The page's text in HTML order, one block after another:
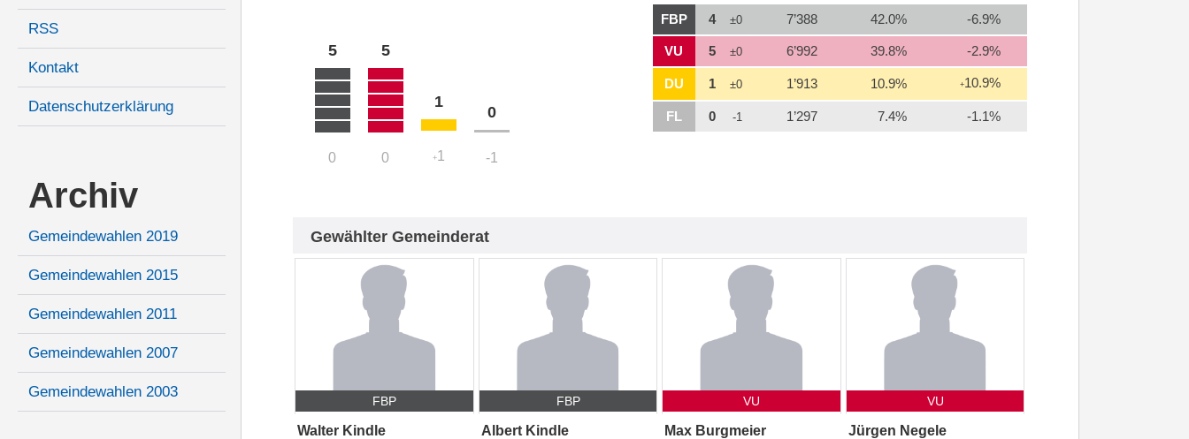
RSS
Kontakt
Datenschutzerklärung
Archiv
Gemeindewahlen 2019
Gemeindewahlen 2015
Gemeindewahlen 2011
Gemeindewahlen 2007
Gemeindewahlen 2003
5
0
5
0
1
+1
0
-1
FBP
4 ±0 7’388 42.0% -6.9%
VU 5 ±0 6’992 39.8% -2.9%
DU 1 ±0 1’913 10.9% +10.9%
FL 0 -1 1’297 7.4% -1.1%
Gewählter Gemeinderat
FBP
Walter Kindle
FBP
Albert Kindle
VU
Max Burgmeier
VU
Jürgen Negele